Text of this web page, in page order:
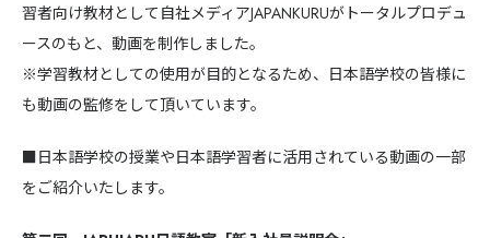
習者向け教材として自社メディアJAPANKURUがトータルプロデュ
ースのもと、動画を制作しました。
※学習教材としての使用が目的となるため、日本語学校の皆様に
も動画の監修をして頂いています。
■日本語学校の授業や日本語学習者に活用されている動画の一部
をご紹介いたします。